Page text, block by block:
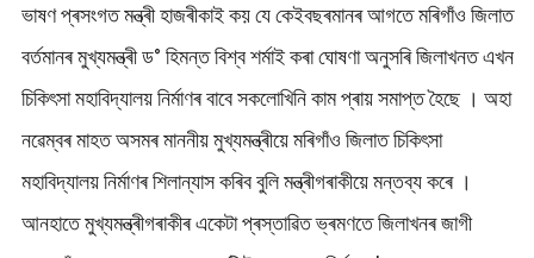
ভাষণ প্ৰসংগত মন্ত্ৰী হাজৰীকাই কয় যে কেইবছৰমানৰ আগতে মৰিগাঁও জিলাত
বৰ্তমানৰ মুখ্যমন্ত্ৰী ড° হিমন্ত বিশ্ব শৰ্মাই কৰা ঘোষণা অনুসৰি জিলাখনত এখন
চিকিৎসা মহাবিদ্যালয় নিৰ্মাণৰ বাবে সকলোখিনি কাম প্ৰায় সমাপ্ত হৈছে । অহা
নৱেম্বৰ মাহত অসমৰ মাননীয় মুখ্যমন্ত্ৰীয়ে মৰিগাঁও জিলাত চিকিৎসা
মহাবিদ্যালয় নিৰ্মাণৰ শিলান্যাস কৰিব বুলি মন্ত্ৰীগৰাকীয়ে মন্তব্য কৰে ।
আনহাতে মুখ্যমন্ত্ৰীগৰাকীৰ একেটা প্ৰস্তাৱিত ভ্ৰমণতে জিলাখনৰ জাগী